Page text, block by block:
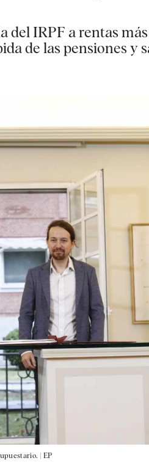
IRPF a rentas
de las pensiones y
|EP